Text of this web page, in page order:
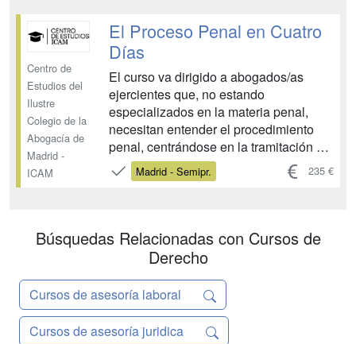
relevantes de la misma: mercantiles,
fiscales, civiles, laborales y fina...
Centro de
Estudios del
Ilustre
Colegio de la
Abogacía de
Madrid -
ICAM
El Proceso Penal en Cuatro
Días
El curso va dirigido a abogados/as
ejercientes que, no estando
especializados en la materia penal,
necesitan entender el procedimiento
penal, centrándose en la tramitación de
las diligencias previas (fase de
instrucción), la calificación del delito
Madrid - Semipr. 235 €
Búsquedas Relacionadas con Cursos de
Derecho
Cursos de asesoría laboral
Cursos de asesoría juridica